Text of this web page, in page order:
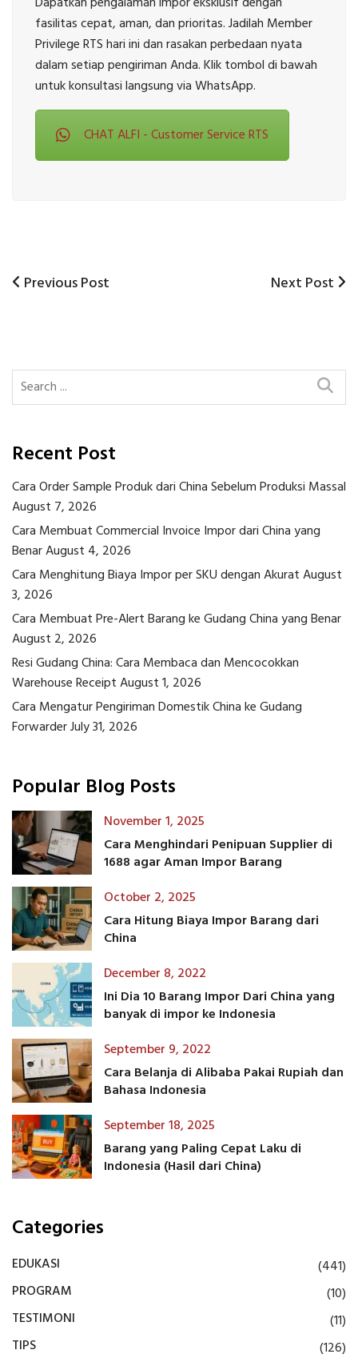
fasilitas cepat, aman, dan prioritas. Jadilah Member
Privilege RTS hari ini dan rasakan perbedaan nyata
dalam setiap pengiriman Anda. Klik tombol di bawah
untuk konsultasi langsung via WhatsApp.
CHAT ALFI - Customer Service RTS
Post
Previous
Previous Post
Next
Next Post
Recent Post
Cara Order Sample Produk dari China Sebelum Produksi Massal
August 7, 2026
Cara Membuat Commercial Invoice Impor dari China yang
BenarAugust 4, 2026
Cara Menghitung Biaya Impor per SKU dengan AkuratAugust
3, 2026
Cara Membuat Pre-Alert Barang ke Gudang China yang Benar
August 2, 2026
Resi Gudang China: Cara Membaca dan Mencocokkan
Warehouse ReceiptAugust 1, 2026
Cara Mengatur Pengiriman Domestik China ke Gudang
ForwarderJuly 31, 2026
Popular Blog Posts
November 1, 2025
Cara Menghindari Penipuan Supplier di
1688 agar Aman Impor Barang
October 2, 2025
Cara Hitung Biaya Impor Barang dari
China
December 8, 2022
Ini Dia 10 Barang Impor Dari China yang
banyak di impor ke Indonesia
September 9, 2022
Cara Belanja di Alibaba Pakai Rupiah dan
Bahasa Indonesia
September 18, 2025
Barang yang Paling Cepat Laku di
Indonesia (Hasil dari China)
Categories
EDUKASI
(441)
PROGRAM
(10)
TESTIMONI
(11)
TIPS
(126)